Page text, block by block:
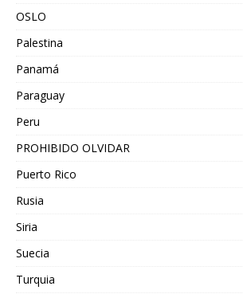
OSLO
Palestina
Panamá
Paraguay
Peru
PROHIBIDO OLVIDAR
Puerto Rico
Rusia
Siria
Suecia
Turquia